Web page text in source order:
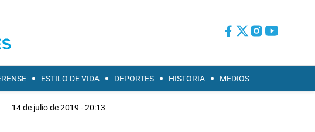
ESTILO DE VIDA DEPORTES HISTORIA MEDIOS
14 de julio de 2019 - 20:13